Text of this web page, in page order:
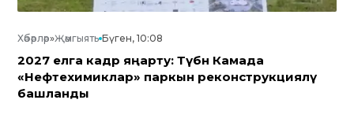
Хәбәрләр»Җәмгыять Бүген, 10:08
2027 елга кадәр яңарту: Түбән Камада
«Нефтехимиклар» паркын реконструкцияләү
башланды